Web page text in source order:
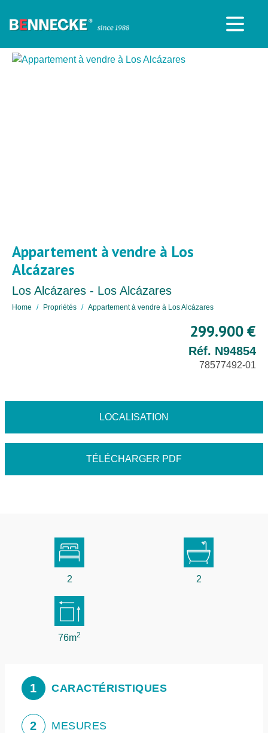
Appartement à vendre à Los
Alcázares
Los Alcázares - Los Alcázares
Home Propriétés Appartement à vendre à Los Alcázares
299.900 €
Réf. N94854
78577492-01
LOCALISATION
TÉLÉCHARGER PDF
2 2
76m2
1 CARACTÉRISTIQUES
2 MESURES